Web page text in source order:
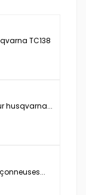
TC138
husqvarna...